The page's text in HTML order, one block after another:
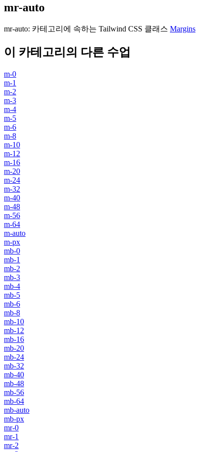
mr-auto
mr-auto: 카테고리에 속하는 Tailwind CSS 클래스 Margins
이 카테고리의 다른 수업
m-0
m-1
m-2
m-3
m-4
m-5
m-6
m-8
m-10
m-12
m-16
m-20
m-24
m-32
m-40
m-48
m-56
m-64
m-auto
m-px
mb-0
mb-1
mb-2
mb-3
mb-4
mb-5
mb-6
mb-8
mb-10
mb-12
mb-16
mb-20
mb-24
mb-32
mb-40
mb-48
mb-56
mb-64
mb-auto
mb-px
mr-0
mr-1
mr-2